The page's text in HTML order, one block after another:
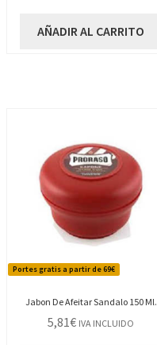
AÑADIR AL CARRITO
Portes gratis a partir de 69€
Jabon De Afeitar Sandalo 150 Ml.
5,81€ IVA INCLUIDO